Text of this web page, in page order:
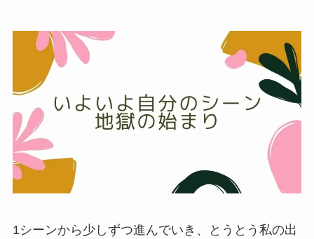
1シーンから少しずつ進んでいき、とうとう私の出